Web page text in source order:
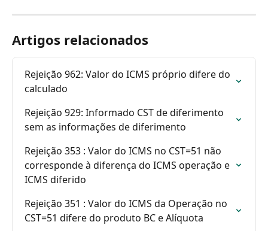
Artigos relacionados
Rejeição 962: Valor do ICMS próprio difere do
calculado
Rejeição 929: Informado CST de diferimento
sem as informações de diferimento
Rejeição 353 : Valor do ICMS no CST=51 não
corresponde à diferença do ICMS operação e
ICMS diferido
Rejeição 351 : Valor do ICMS da Operação no
CST=51 difere do produto BC e Alíquota